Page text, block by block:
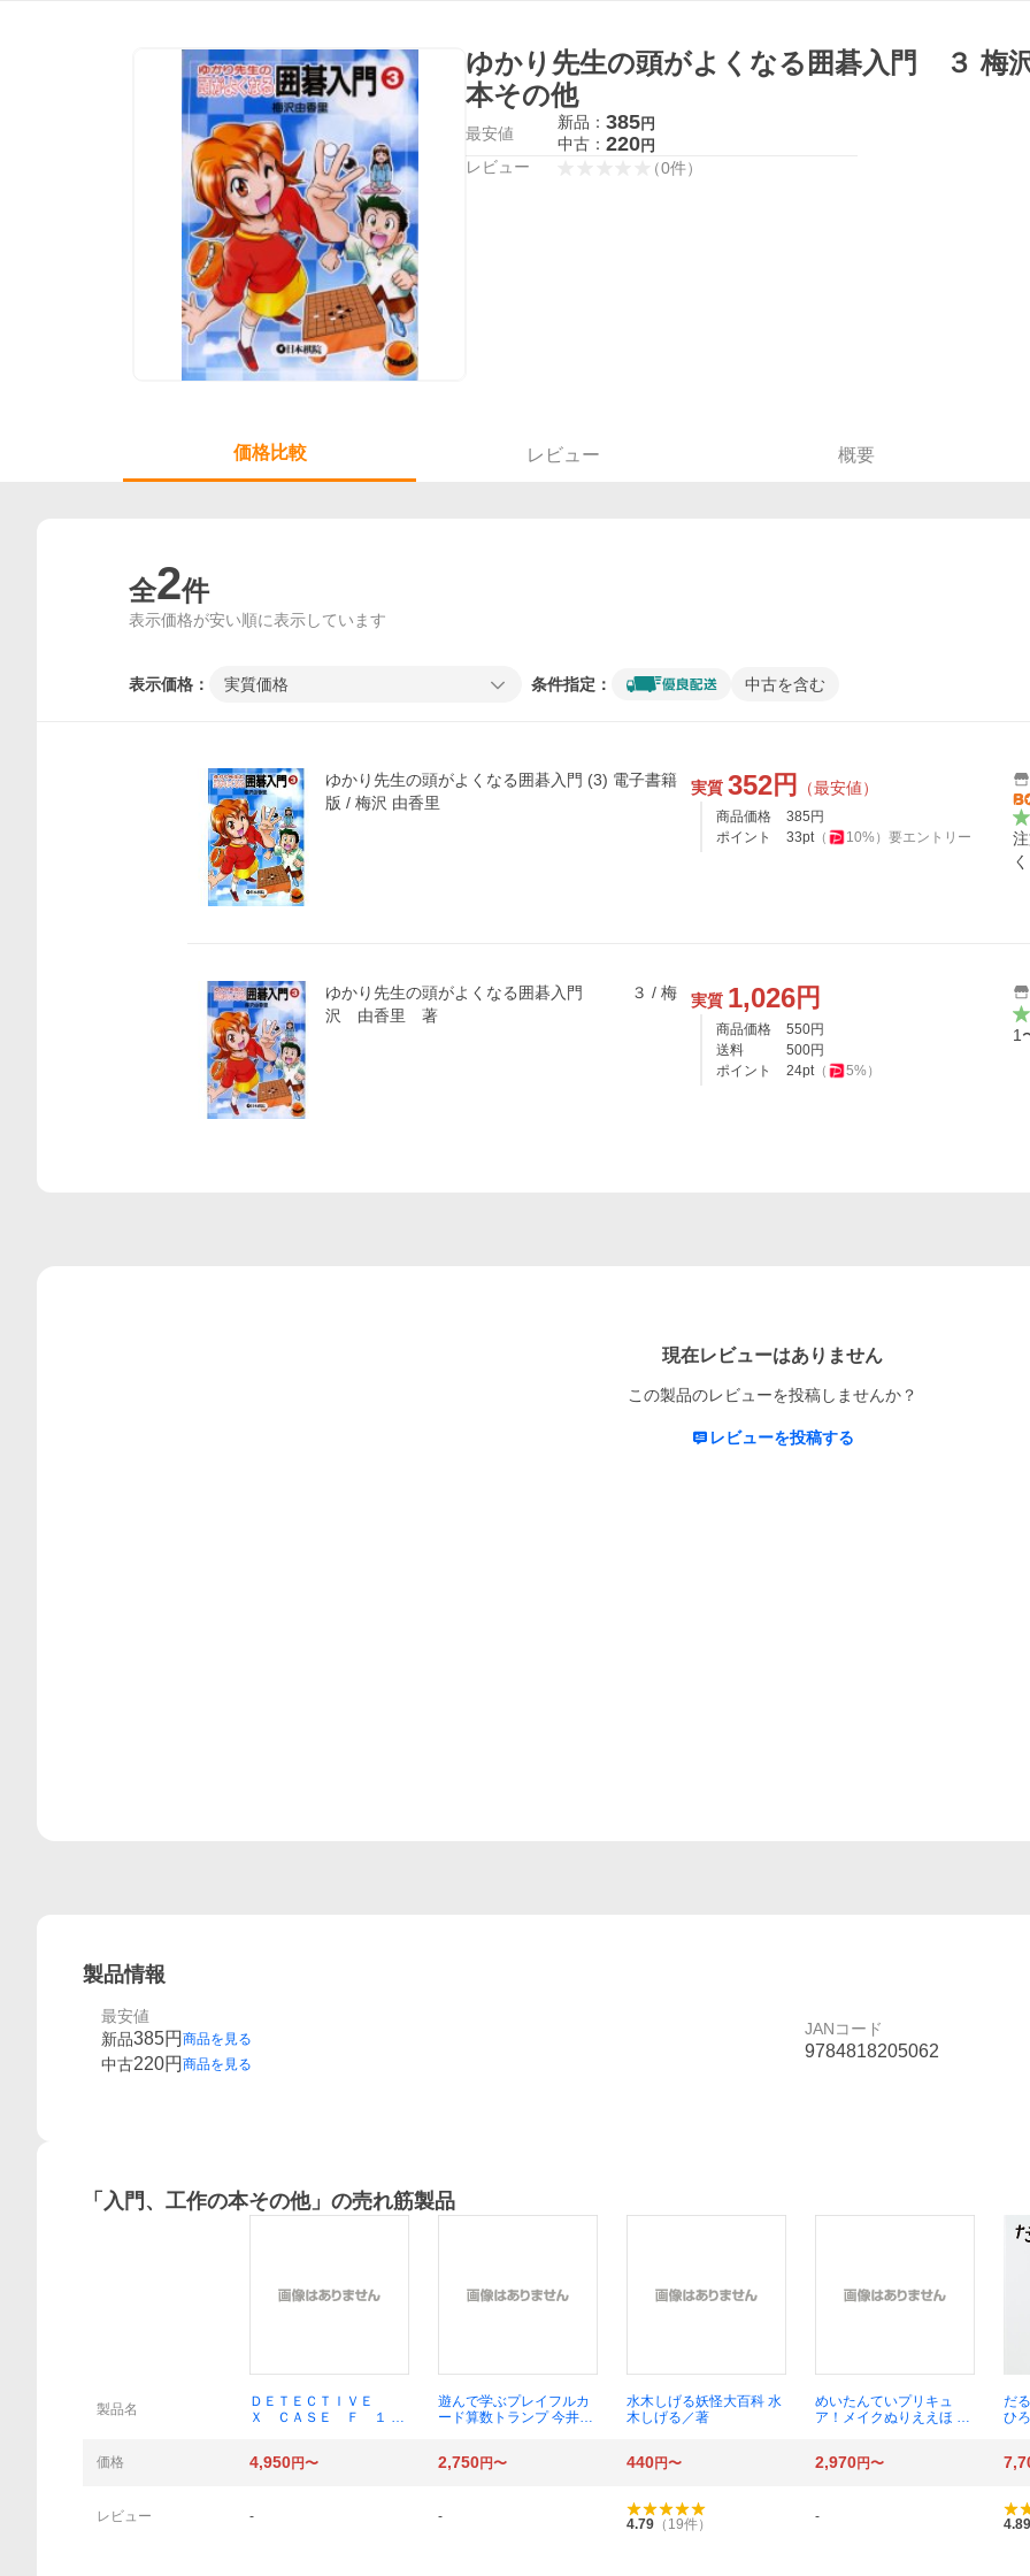
ゆかり先生の頭がよくなる囲碁入門 ３ 梅
本その他
最安値
新品： 385円
中古： 220円
レビュー （0件）
価格比較 レビュー 概要
全2件
表示価格が安い順に表示しています
表示価格： 実質価格 条件指定： 中古を含む
ゆかり先生の頭がよくなる囲碁入門 (3) 電子書籍
版 / 梅沢 由香里
実質 352円 （最安値）
商品価格 385 円
ポイント
33pt（ 10%） 要エントリー
く
ゆかり先生の頭がよくなる囲碁入門 ３ / 梅
沢 由香里 著
実質 1,026円
商品価格 550円
送料
500円
ポイント
24pt（ 5%）
1
現在レビューはありません
この製品のレビューを投稿しませんか？
レビューを投稿する
製品情報
最安値
新品385円 商品を見る
中古220円 商品を見る
JANコード
9784818205062
「 入門、工作の本その他」の売れ筋製品
製品名
ＤＥＴＥＣＴＩＶＥ
Ｘ ＣＡＳＥ Ｆ １ 道
遊んで学ぶプレイフルカ
ード算数トランプ 今井む
水木しげる妖怪大百科 水
木しげる／著
めいたんていプリキュ
ア！メイクぬりええほ 講
だ
ひ
価格
4,950円〜 2,750円〜 440円〜 2,970円〜
レビュー - - 4.79 （ 19件） - 4.89